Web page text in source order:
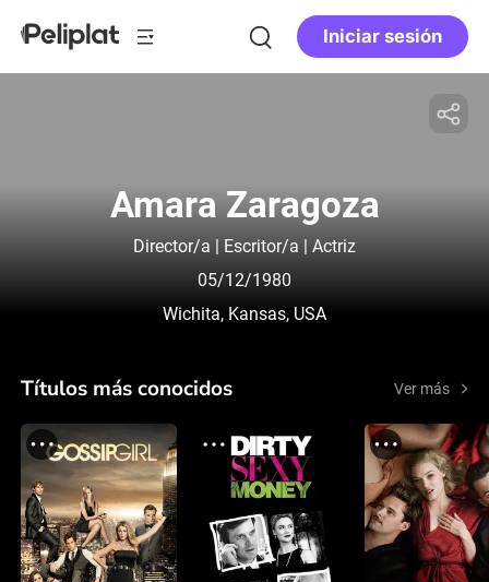
Iniciar sesión
Amara Zaragoza
Director/a | Escritor/a | Actriz
05/12/1980
Wichita, Kansas, USA
Títulos más conocidos Ver más